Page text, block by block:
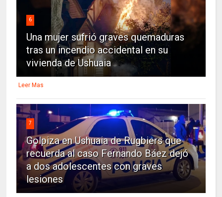
6
Una mujer sufrió graves quemaduras
tras un incendio accidental en su
vivienda de Ushuaia
Leer Mas
7
Golpiza en Ushuaia de Rugbiers que
recuerda al caso Fernando Báez dejó
a dos adolescentes con graves
lesiones